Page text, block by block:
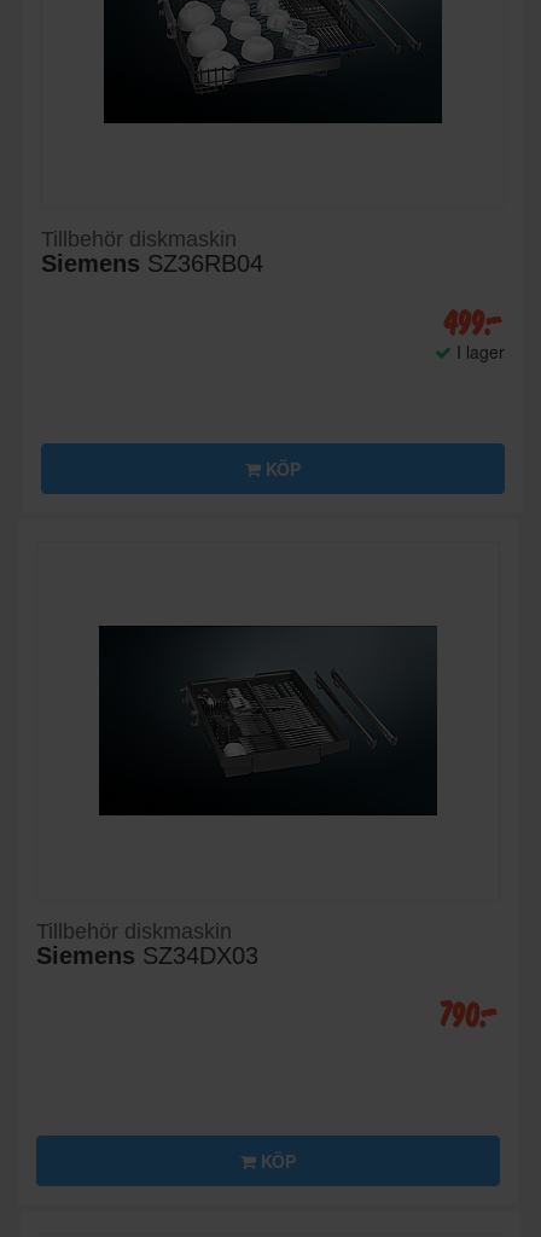
Tillbehör diskmaskin
Siemens SZ36RB04
499:-
I lager
KÖP
Tillbehör diskmaskin
Siemens SZ34DX03
790:-
KÖP